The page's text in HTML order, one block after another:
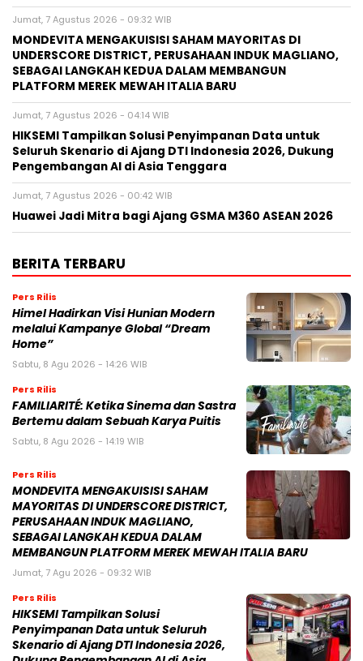
Jumat, 7 Agustus 2026 - 09:32 WIB
MONDEVITA MENGAKUISISI SAHAM MAYORITAS DI
UNDERSCORE DISTRICT, PERUSAHAAN INDUK MAGLIANO,
SEBAGAI LANGKAH KEDUA DALAM MEMBANGUN
PLATFORM MEREK MEWAH ITALIA BARU
Jumat, 7 Agustus 2026 - 04:14 WIB
HIKSEMI Tampilkan Solusi Penyimpanan Data untuk
Seluruh Skenario di Ajang DTI Indonesia 2026, Dukung
Pengembangan AI di Asia Tenggara
Jumat, 7 Agustus 2026 - 00:42 WIB
Huawei Jadi Mitra bagi Ajang GSMA M360 ASEAN 2026
BERITA TERBARU
Pers Rilis
Himel Hadirkan Visi Hunian Modern
melalui Kampanye Global “Dream
Home”
Sabtu, 8 Agu 2026 - 14:26 WIB
Pers Rilis
FAMILIARITÉ: Ketika Sinema dan Sastra
Bertemu dalam Sebuah Karya Puitis
Sabtu, 8 Agu 2026 - 14:19 WIB
Pers Rilis
MONDEVITA MENGAKUISISI SAHAM
MAYORITAS DI UNDERSCORE DISTRICT,
PERUSAHAAN INDUK MAGLIANO,
SEBAGAI LANGKAH KEDUA DALAM
MEMBANGUN PLATFORM MEREK MEWAH ITALIA BARU
Jumat, 7 Agu 2026 - 09:32 WIB
Pers Rilis
HIKSEMI Tampilkan Solusi
Penyimpanan Data untuk Seluruh
Skenario di Ajang DTI Indonesia 2026,